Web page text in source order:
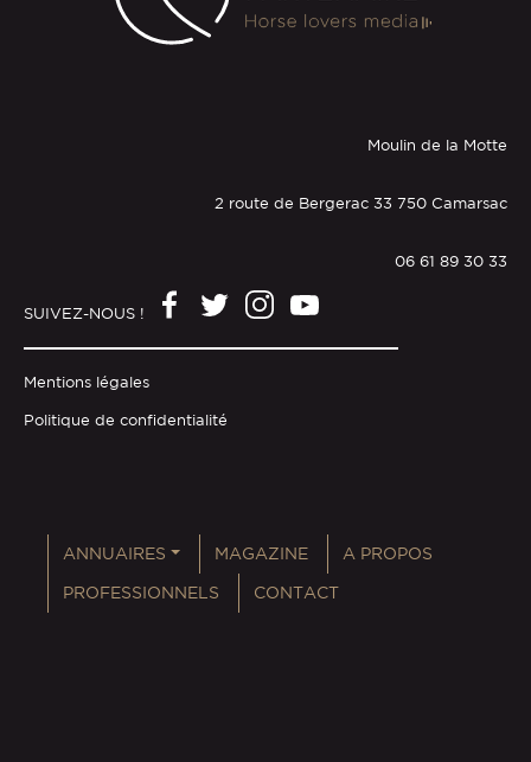
Moulin de la Motte
2 route de Bergerac 33 750 Camarsac
06 61 89 30 33
SUIVEZ-NOUS !
Mentions légales
Politique de confidentialité
ANNUAIRES MAGAZINE A PROPOS
PROFESSIONNELS CONTACT